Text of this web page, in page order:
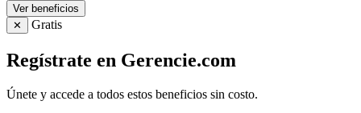
Ver beneficios
✕
Gratis
Regístrate en Gerencie.com
Únete y accede a todos estos beneficios sin costo.